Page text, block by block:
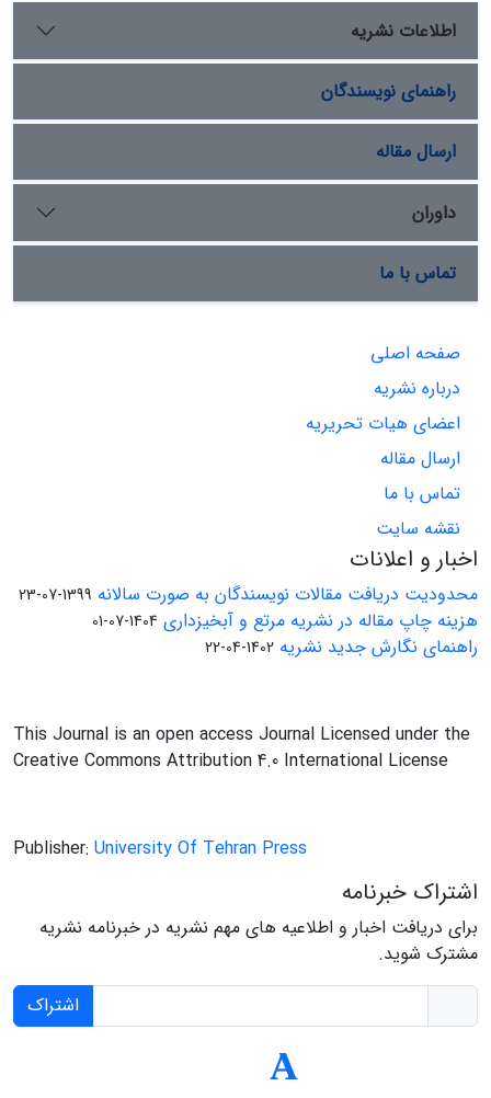
اطلاعات نشریه
راهنمای نویسندگان
ارسال مقاله
داوران
تماس با ما
صفحه اصلی
درباره نشریه
اعضای هیات تحریریه
ارسال مقاله
تماس با ما
نقشه سایت
اخبار و اعلانات
محدودیت دریافت مقالات نویسندگان به صورت سالانه 1399-07-23
هزینه چاپ مقاله در نشریه مرتع و آبخیزداری 1404-07-01
راهنمای نگارش جدید نشریه 1402-04-22
This Journal is an open access Journal Licensed under the
Creative Commons Attribution 4.0 International License
Publisher: University Of Tehran Press
اشتراک خبرنامه
برای دریافت اخبار و اطلاعیه های مهم نشریه در خبرنامه نشریه
مشترک شوید.
اشتراک